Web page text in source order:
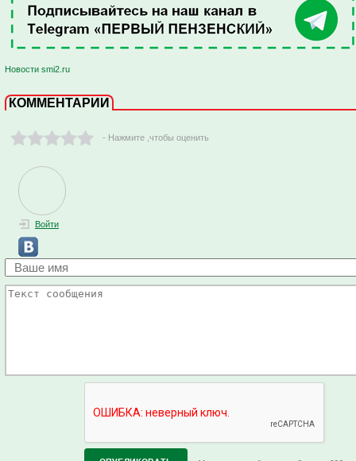
Новости smi2.ru
КОММЕНТАРИИ
- Нажмите ,чтобы оценить
Войти